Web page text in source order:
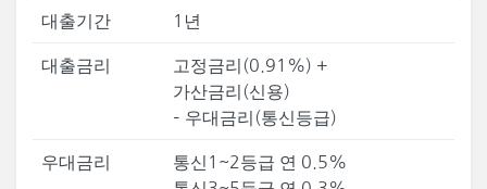
대출기간 1년
대출금리
고정금리(0.91%) +
가산금리(신용)
– 우대금리(통신등급)
우대금리
통신1~2등급 연 0.5%